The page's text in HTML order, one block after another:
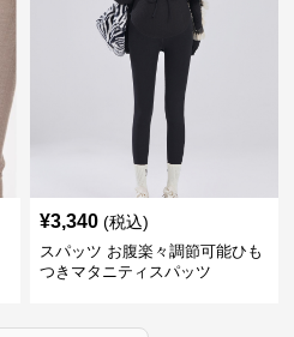
¥3,340 (税込)
スパッツ お腹楽々調節可能ひも
つきマタニティスパッツ